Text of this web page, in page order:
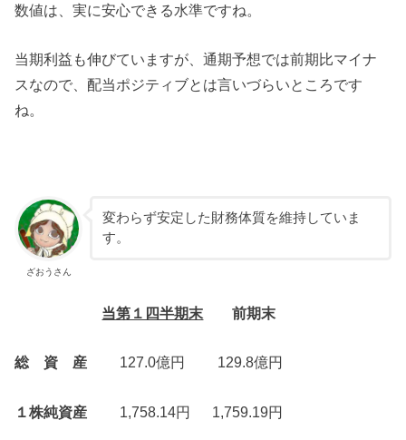
数値は、実に安心できる水準ですね。
当期利益も伸びていますが、通期予想では前期比マイナ
スなので、配当ポジティブとは言いづらいところです
ね。
ざおうさん
変わらず安定した財務体質を維持していま
す。
当第１四半期末 前期末
総 資 産 127.0億円 129.8億円
１株純資産 1,758.14円 1,759.19円